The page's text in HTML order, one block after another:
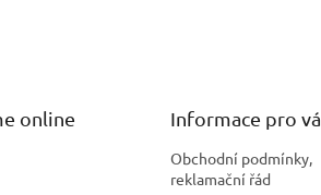
online
Informace pro
Obchodní podmínky,
reklamační řád